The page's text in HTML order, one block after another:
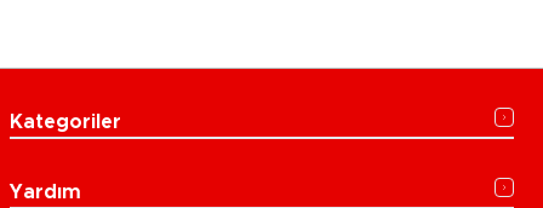
Kategoriler
Yardım